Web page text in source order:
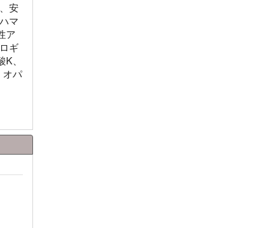
安
マ
ア
ギ
、
オパ